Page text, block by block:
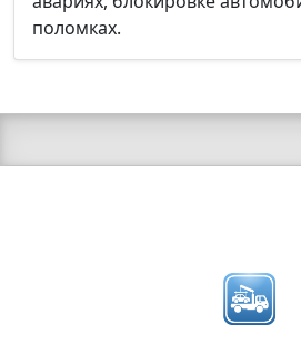
поломках.